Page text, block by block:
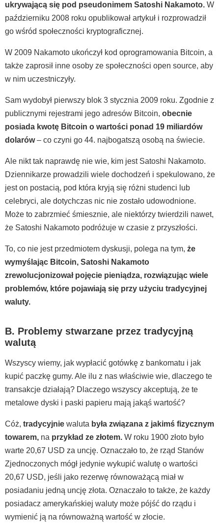
ukrywającą się pod pseudonimem Satoshi Nakamoto. W
październiku 2008 roku opublikował artykuł i rozprowadził
go wśród społeczności kryptograficznej.
W 2009 Nakamoto ukończył kod oprogramowania Bitcoin, a
także zaprosił inne osoby ze społeczności open source, aby
w nim uczestniczyły.
Sam wydobył pierwszy blok 3 stycznia 2009 roku. Zgodnie z
publicznymi rejestrami jego adresów Bitcoin, obecnie
posiada kwotę Bitcoin o wartości ponad 19 miliardów
dolarów– co czyni go 44. najbogatszą osobą na świecie.
Ale nikt tak naprawdę nie wie, kim jest Satoshi Nakamoto.
Dziennikarze prowadzili wiele dochodzeń i spekulowano, że
jest on postacią, pod która kryją się różni studenci lub
celebryci, ale dotychczas nic nie zostało udowodnione.
Może to zabrzmieć śmiesznie, ale niektórzy twierdzili nawet,
że Satoshi Nakamoto podróżuje w czasie z przyszłości.
To, co nie jest przedmiotem dyskusji, polega na tym, że
wymyślając Bitcoin, Satoshi Nakamoto
zrewolucjonizował pojęcie pieniądza, rozwiązując wiele
problemów, które pojawiają się przy użyciu tradycyjnej
waluty.
B. Problemy stwarzane przez tradycyjną
walutą
Wszyscy wiemy, jak wypłacić gotówkę z bankomatu i jak
kupić paczkę gumy. Ale ilu z nas właściwie wie, dlaczego te
transakcje działają? Dlaczego wszyscy akceptują, że te
metalowe dyski i paski papieru mają jakąś wartość?
Cóż, tradycyjnie waluta była związana z jakimś fizycznym
towarem, na przykład ze złotem. W roku 1900 złoto było
warte 20,67 USD za uncję. Oznaczało to, że rząd Stanów
Zjednoczonych mógł jedynie wykupić walutę o wartości
20,67 USD, jeśli jako rezerwę równoważącą miał w
posiadaniu jedną uncję złota. Oznaczało to także, że każdy
posiadacz amerykańskiej waluty może pójść do rządu i
wymienić ją na równoważną wartość w złocie.